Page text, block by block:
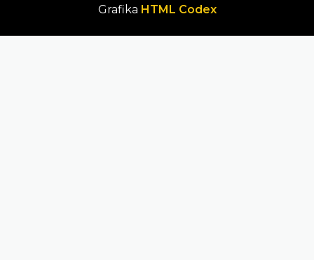
Grafika HTML Codex